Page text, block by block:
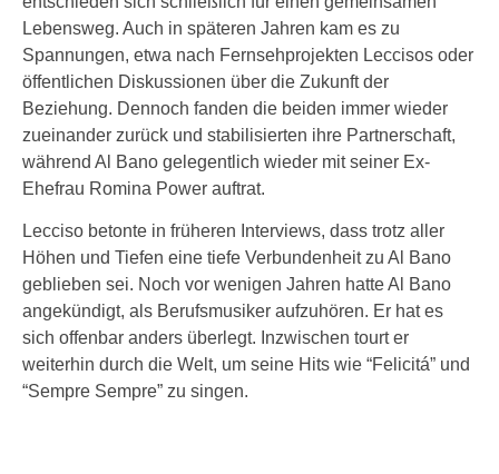
Lebensweg. Auch in späteren Jahren kam es zu
Spannungen, etwa nach Fernsehprojekten Leccisos oder
öffentlichen Diskussionen über die Zukunft der
Beziehung. Dennoch fanden die beiden immer wieder
zueinander zurück und stabilisierten ihre Partnerschaft,
während Al Bano gelegentlich wieder mit seiner Ex-
Ehefrau Romina Power auftrat.
Lecciso betonte in früheren Interviews, dass trotz aller
Höhen und Tiefen eine tiefe Verbundenheit zu Al Bano
geblieben sei. Noch vor wenigen Jahren hatte Al Bano
angekündigt, als Berufsmusiker aufzuhören. Er hat es
sich offenbar anders überlegt. Inzwischen tourt er
weiterhin durch die Welt, um seine Hits wie “Felicitá” und
“Sempre Sempre” zu singen.